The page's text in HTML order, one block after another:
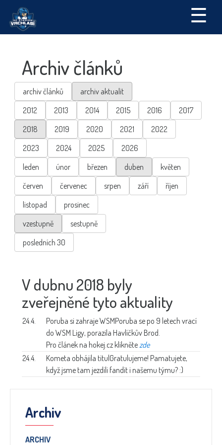
☰
Archiv článků
archiv článků
archiv aktualit
2012
2013 2014 2015 2016
2017
2018
2019 2020 2021
2022
2023
2024 2025
2026
leden
únor březen duben
květen
červen
červenec srpen září
říjen
listopad
prosinec
vzestupně
sestupně
posledních 30
V dubnu 2018 byly
zveřejněné tyto aktuality
24.4. Poruba si zahraje WSMPoruba se po 9 letech vrací
do WSM Ligy, porazila Havlíčkův Brod.
Pro článek na hokej.cz klikněte zde
24.4.
Kometa obhájila titulGratulujeme! Pamatujete,
když jsme tam jezdili fandit i našemu týmu? :)
Archiv
ARCHIV